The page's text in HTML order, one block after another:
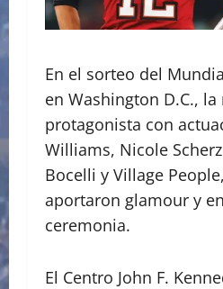
En el sorteo del
en Washington D.C.,
protagonista con
Williams, Nicole
Bocelli y Village
aportaron glamour y
ceremonia.
El Centro John F.